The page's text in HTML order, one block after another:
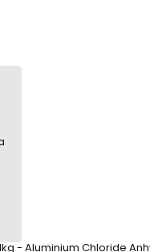
- Aluminium Chloride